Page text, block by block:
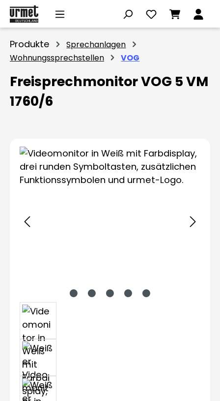
Zum Hauptinhalt springen
Produkte
Sprechanlagen
Wohnungssprechstellen
VOG
Freisprechmonitor VOG 5 VM
1760/6
Bildergalerie überspringen